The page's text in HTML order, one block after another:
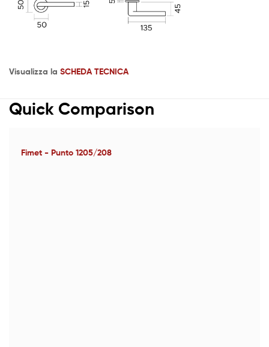
Visualizza la SCHEDA TECNICA
Quick Comparison
Fimet - Punto 1205/208